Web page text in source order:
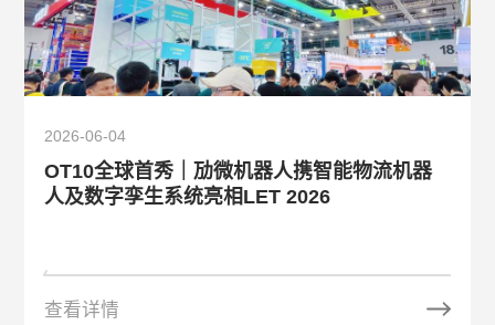
2026-06-04
OT10全球首秀｜劢微机器人携智能物流机器
人及数字孪生系统亮相LET 2026
查看详情